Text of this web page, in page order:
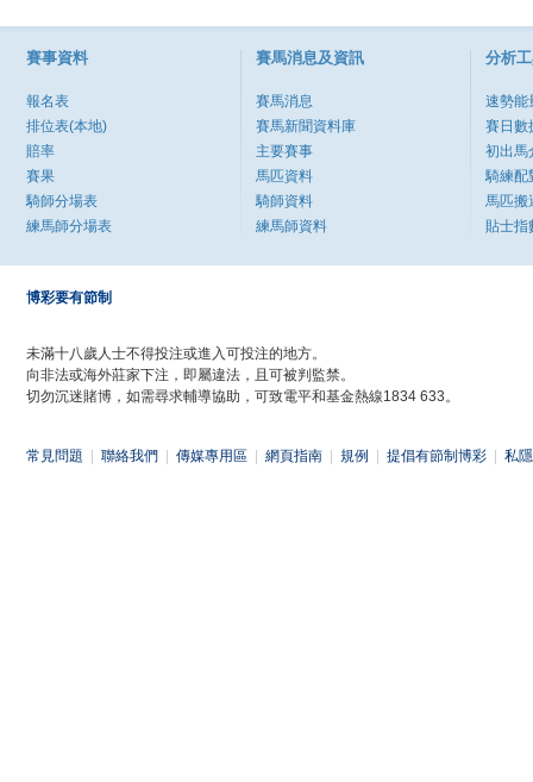
賽事資料
報名表
排位表(本地)
賠率
賽果
騎師分場表
練馬師分場表
賽馬消息及資訊
賽馬消息
賽馬新聞資料庫
主要賽事
馬匹資料
騎師資料
練馬師資料
分析
速勢能
賽日數
初出馬
騎練配
馬匹搬
貼士指
博彩要有節制
未滿十八歲人士不得投注或進入可投注的地方。
向非法或海外莊家下注，即屬違法，且可被判監禁。
切勿沉迷賭博，如需尋求輔導協助，可致電平和基金熱線1834 633。
常見問題 聯絡我們 傳媒專用區 網頁指南 規例 提倡有節制博彩 私